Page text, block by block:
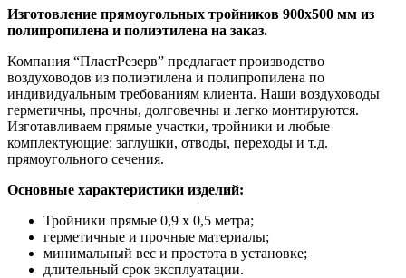
Изготовление прямоугольных тройников 900х500 мм из
полипропилена и полиэтилена на заказ.
Компания “ПластРезерв” предлагает производство
воздуховодов из полиэтилена и полипропилена по
индивидуальным требованиям клиента. Наши воздуховоды
герметичны, прочны, долговечны и легко монтируются.
Изготавливаем прямые участки, тройники и любые
комплектующие: заглушки, отводы, переходы и т.д.
прямоугольного сечения.
Основные характеристики изделий:
Тройники прямые 0,9 x 0,5 метра;
герметичные и прочные материалы;
минимальный вес и простота в установке;
длительный срок эксплуатации.